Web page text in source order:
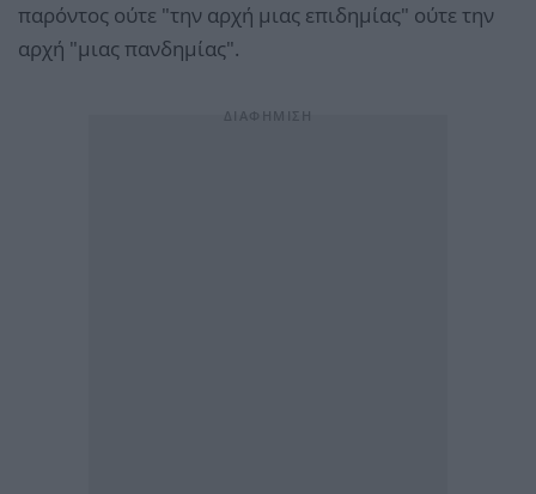
παρόντος ούτε "την αρχή μιας επιδημίας" ούτε την
αρχή "μιας πανδημίας".